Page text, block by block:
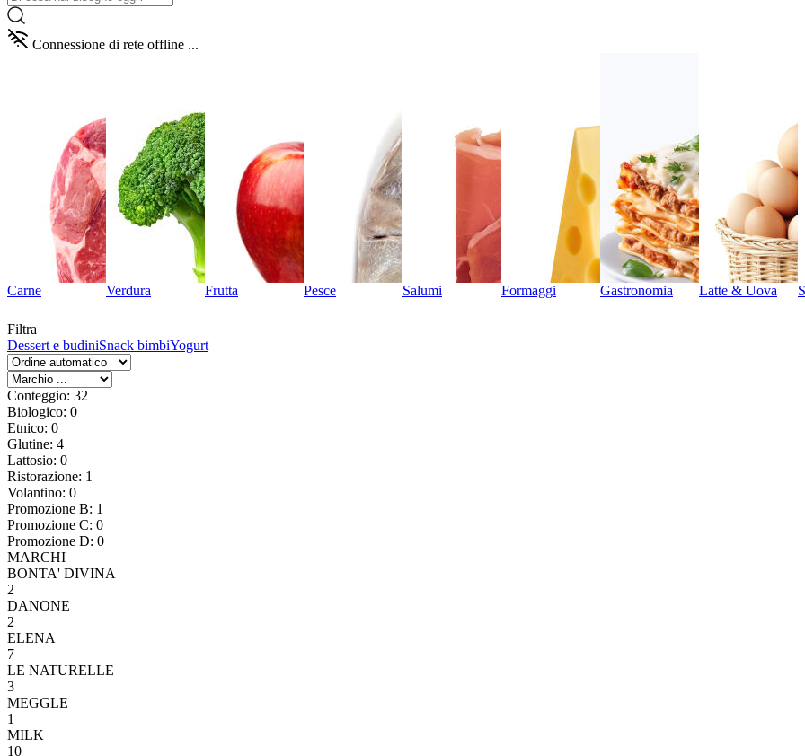
Connessione di rete offline ...
Carne Verdura Frutta Pesce Salumi Formaggi Gastronomia Latte & Uova
Filtra
Dessert e budiniSnack bimbiYogurt
Conteggio: 32
Biologico: 0
Etnico: 0
Glutine: 4
Lattosio: 0
Ristorazione: 1
Volantino: 0
Promozione B: 1
Promozione C: 0
Promozione D: 0
MARCHI
BONTA' DIVINA
2
DANONE
2
ELENA
7
LE NATURELLE
3
MEGGLE
1
MILK
10